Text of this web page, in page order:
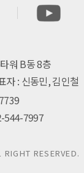
워 B동 8층
자 : 신동민, 김인철
544-7997
RIGHT RESERVED.